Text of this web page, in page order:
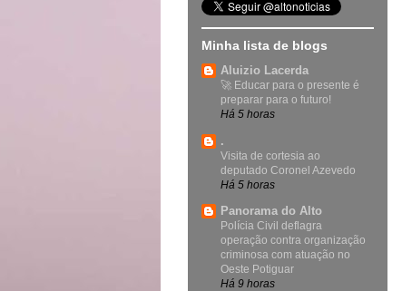
Minha lista de blogs
Aluizio Lacerda
🚀 Educar para o presente é
preparar para o futuro!
Há 5 horas
.
Visita de cortesia ao
deputado Coronel Azevedo
Há 5 horas
Panorama do Alto
Polícia Civil deflagra
operação contra organização
criminosa com atuação no
Oeste Potiguar
Há 9 horas